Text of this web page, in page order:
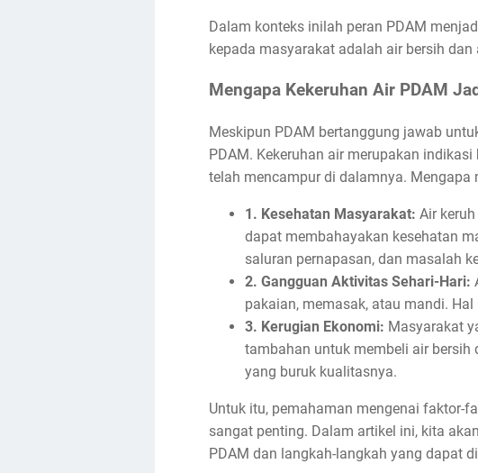
Dalam konteks inilah peran PDAM
kepada masyarakat adalah air bersih
Mengapa Kekeruhan Air PDAM
Meskipun PDAM bertanggung jawab
PDAM. Kekeruhan air merupakan
telah mencampur di dalamnya. Mengapa
1. Kesehatan Masyarakat: Air
dapat membahayakan kesehatan
saluran pernapasan, dan masalah
2. Gangguan Aktivitas Sehari-Hari:
pakaian, memasak, atau mandi.
3. Kerugian Ekonomi: Masyarakat
tambahan untuk membeli air
yang buruk kualitasnya.
Untuk itu, pemahaman mengenai faktor-
sangat penting. Dalam artikel ini, kita
PDAM dan langkah-langkah yang dapat